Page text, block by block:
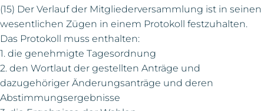
(15) Der Verlauf der Mitgliederversammlung ist in seinen
wesentlichen Zügen in einem Protokoll festzuhalten.
Das Protokoll muss enthalten:
1. die genehmigte Tagesordnung
2. den Wortlaut der gestellten Anträge und
dazugehöriger Änderungsanträge und deren
Abstimmungsergebnisse